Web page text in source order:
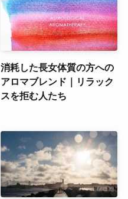
消耗した長女体質の方への
アロマブレンド｜リラック
スを拒む人たち